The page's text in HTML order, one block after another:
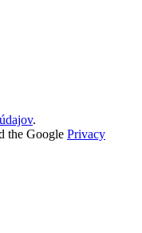
.
the Google Privacy